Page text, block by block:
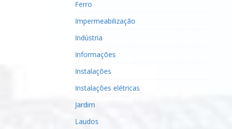
Ferro
Impermeabilização
Indústria
Informações
Instalações
Instalações elétricas
Jardim
Laudos